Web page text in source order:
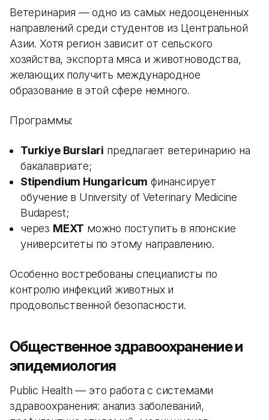
Ветеринария — одно из самых недооцененных
направлений среди студентов из Центральной
Азии. Хотя регион зависит от сельского
хозяйства, экспорта мяса и животноводства,
желающих получить международное
образование в этой сфере немного.
Программы:
Turkiye Burslari предлагает ветеринарию на
бакалавриате;
Stipendium Hungaricum финансирует
обучение в University of Veterinary Medicine
Budapest;
через MEXT можно поступить в японские
университеты по этому направлению.
Особенно востребованы специалисты по
контролю инфекций животных и
продовольственной безопасности.
Общественное здравоохранение и
эпидемиология
Public Health — это работа с системами
здравоохранения: анализ заболеваний,